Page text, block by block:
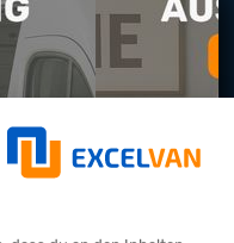
Angebot?
17:00 per Chat
UNS